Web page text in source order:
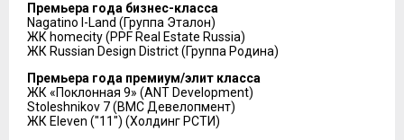
Премьера года бизнес-класса
Nagatino I-Land (Группа Эталон)
ЖК homecity (PPF Real Estate Russia)
ЖК Russian Design District (Группа Родина)
Премьера года премиум/элит класса
ЖК «Поклонная 9» (ANT Development)
Stoleshnikov 7 (ВМС Девелопмент)
ЖК Eleven ("11") (Холдинг РСТИ)